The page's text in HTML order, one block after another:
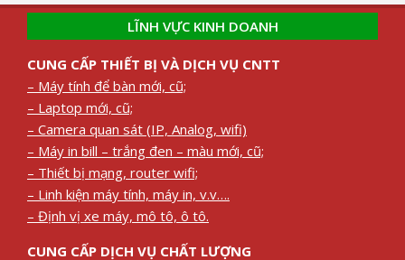
LĨNH VỰC KINH DOANH
CUNG CẤP THIẾT BỊ VÀ DỊCH VỤ CNTT
– Máy tính để bàn mới, cũ;
– Laptop mới, cũ;
– Camera quan sát (IP, Analog, wifi)
– Máy in bill – trắng đen – màu mới, cũ;
– Thiết bị mạng, router wifi;
– Linh kiện máy tính, máy in, v.v….
– Định vị xe máy, mô tô, ô tô.
CUNG CẤP DỊCH VỤ CHẤT LƯỢNG